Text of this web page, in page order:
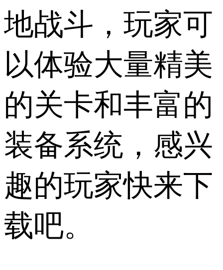
地战斗，玩家可
以体验大量精美
的关卡和丰富的
装备系统，感兴
趣的玩家快来下
载吧。